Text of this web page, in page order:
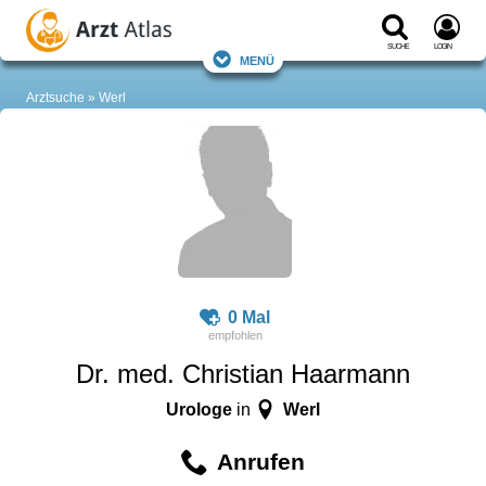
Suche Login
Menü
Arztsuche Werl
0 Mal
Dr. med. Christian Haarmann
Urologe in Werl
Anrufen